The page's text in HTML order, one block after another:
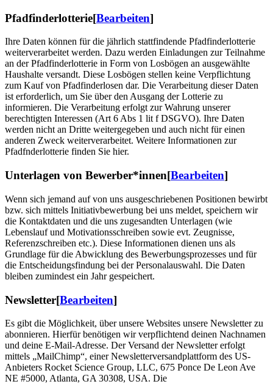
Pfadfinderlotterie[Bearbeiten]
Ihre Daten können für die jährlich stattfindende Pfadfinderlotterie
weiterverarbeitet werden. Dazu werden Einladungen zur Teilnahme
an der Pfadfinderlotterie in Form von Losbögen an ausgewählte
Haushalte versandt. Diese Losbögen stellen keine Verpflichtung
zum Kauf von Pfadfinderlosen dar. Die Verarbeitung dieser Daten
ist erforderlich, um Sie über den Ausgang der Lotterie zu
informieren. Die Verarbeitung erfolgt zur Wahrung unserer
berechtigten Interessen (Art 6 Abs 1 lit f DSGVO). Ihre Daten
werden nicht an Dritte weitergegeben und auch nicht für einen
anderen Zweck weiterverarbeitet. Weitere Informationen zur
Pfadfnderlotterie finden Sie hier.
Unterlagen von Bewerber*innen[Bearbeiten]
Wenn sich jemand auf von uns ausgeschriebenen Positionen bewirbt
bzw. sich mittels Initiativbewerbung bei uns meldet, speichern wir
die Kontaktdaten und die uns zugesandten Unterlagen (wie
Lebenslauf und Motivationsschreiben sowie evt. Zeugnisse,
Referenzschreiben etc.). Diese Informationen dienen uns als
Grundlage für die Abwicklung des Bewerbungsprozesses und für
die Entscheidungsfindung bei der Personalauswahl. Die Daten
bleiben zumindest ein Jahr gespeichert.
Newsletter[Bearbeiten]
Es gibt die Möglichkeit, über unsere Websites unsere Newsletter zu
abonnieren. Hierfür benötigen wir verpflichtend deinen Nachnamen
und deine E-Mail-Adresse. Der Versand der Newsletter erfolgt
mittels „MailChimp“, einer Newsletterversandplattform des US-
Anbieters Rocket Science Group, LLC, 675 Ponce De Leon Ave
NE #5000, Atlanta, GA 30308, USA. Die